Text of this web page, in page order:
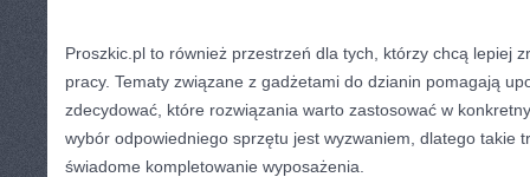
Proszkic.pl to również przestrzeń dla tych, którzy chcą lepiej
pracy. Tematy związane z gadżetami do dzianin pomagają
zdecydować, które rozwiązania warto zastosować w
wybór odpowiedniego sprzętu jest wyzwaniem, dlatego takie
świadome kompletowanie wyposażenia.